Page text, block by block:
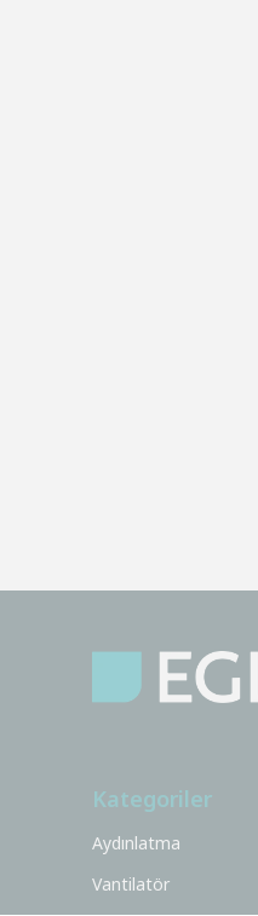
Kategoriler
Aydınlatma
Vantilatör